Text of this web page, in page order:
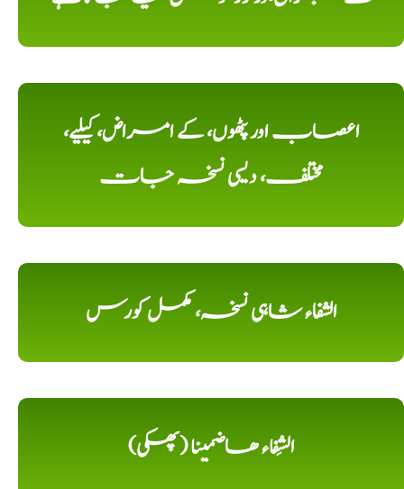
اعصاب اور پٹھوں، کے امراض، کیلیے،
مختلف، دیسی نسخہ جات
الشفاء شاہی نسخہ، مکمل کورس
الشِفاء ھاضمینا (پھکی)